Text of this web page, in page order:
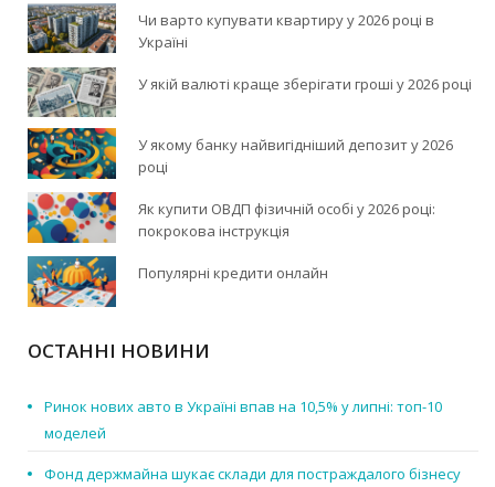
Чи варто купувати квартиру у 2026 році в
Україні
У якій валюті краще зберігати гроші у 2026 році
У якому банку найвигідніший депозит у 2026
році
Як купити ОВДП фізичній особі у 2026 році:
покрокова інструкція
Популярні кредити онлайн
ОСТАННІ НОВИНИ
Ринок нових авто в Україні впав на 10,5% у липні: топ-10
моделей
Фонд держмайна шукає склади для постраждалого бізнесу